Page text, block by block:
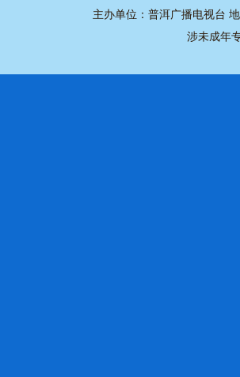
主办单位：普洱广播电视台
涉未成年